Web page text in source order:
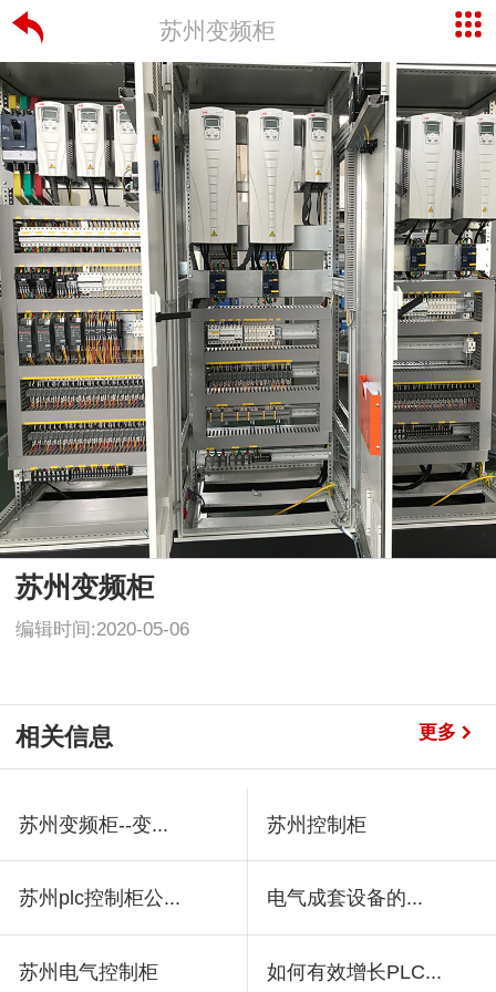
苏州变频柜
苏州变频柜
编辑时间:2020-05-06
相关信息 更多
苏州变频柜--变... 苏州控制柜
苏州plc控制柜公... 电气成套设备的...
苏州电气控制柜 如何有效增长PLC...